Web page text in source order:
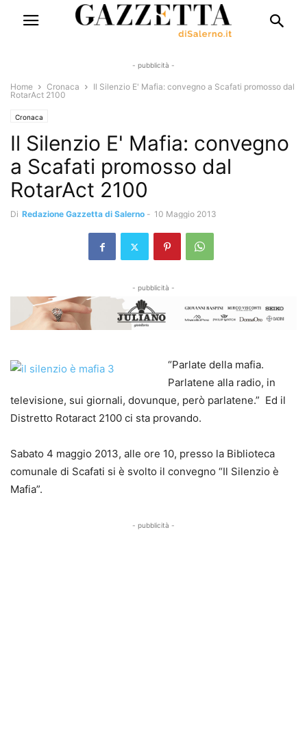
- pubblicità -
Home Cronaca
Il Silenzio E' Mafia: convegno a Scafati promosso dal
RotarAct 2100
Cronaca
Il Silenzio E' Mafia: convegno
a Scafati promosso dal
RotarAct 2100
Di Redazione Gazzetta di Salerno - 10 Maggio 2013
- pubblicità -
“Parlate della mafia.
Parlatene alla radio, in
televisione, sui giornali, dovunque, però parlatene.” Ed il
Distretto Rotaract 2100 ci sta provando.
Sabato 4 maggio 2013, alle ore 10, presso la Biblioteca
comunale di Scafati si è svolto il convegno “Il Silenzio è
Mafia”.
- pubblicità -